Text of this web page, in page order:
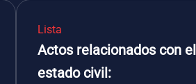
Lista
Actos relacionados con el
estado civil: